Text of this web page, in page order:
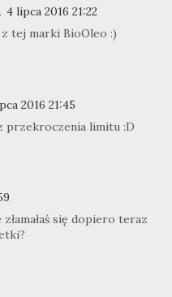
4 lipca 2016 21:22
tej marki BioOleo :)
2016 21:45
przekroczenia limitu :D
się dopiero teraz